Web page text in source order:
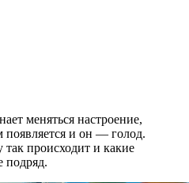
меняться настроение,
появляется и он — голод.
так происходит и какие
подряд.